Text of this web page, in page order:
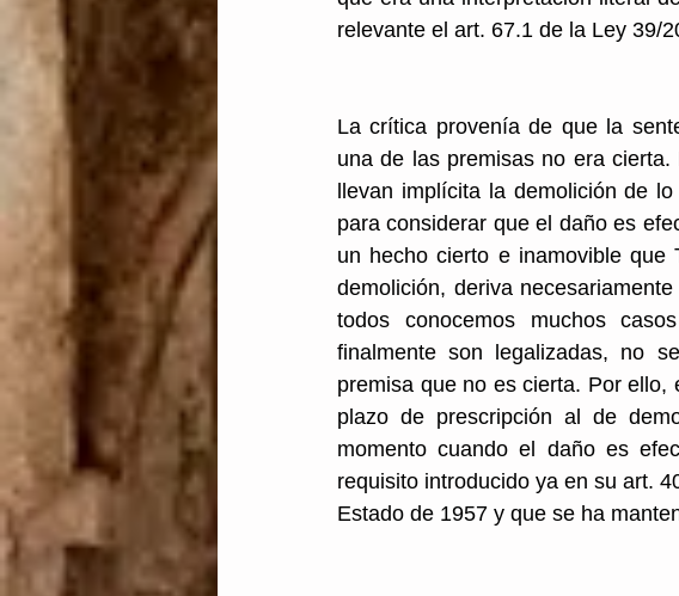
relevante el art. 67.1 de la Ley 39/
La crítica provenía de que la
una de las premisas no era
llevan implícita la demolición de
para considerar que el daño es
un hecho cierto e inamovible
demolición, deriva
todos conocemos muchos
finalmente son legalizadas, no
premisa que no es cierta. Por ello,
plazo de prescripción al de
momento cuando el daño es
requisito introducido ya en su art.
Estado de 1957 y que se ha